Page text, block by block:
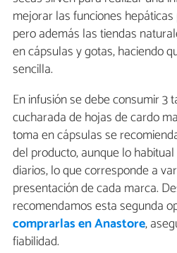
mejorar las funciones
pero además las tiendas
en cápsulas y gotas, haciendo
sencilla.
En infusión se debe consumir 3
cucharada de hojas de cardo
toma en cápsulas se
del producto, aunque lo
diarios, lo que corresponde a
presentación de cada marca.
recomendamos esta segunda
comprarlas en Anastore,
fiabilidad.